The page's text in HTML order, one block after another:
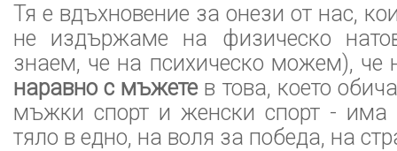
Тя е вдъхновение за онези от нас,
не издържаме на физическо
знаем, че на психическо можем),
наравно с мъжетев това, което
мъжки спорт и женски спорт - има
тяло в едно, на воля за победа, на